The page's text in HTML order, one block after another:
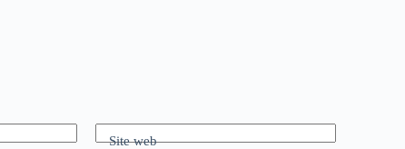
Site web